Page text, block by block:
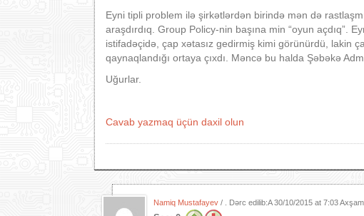
Eyni tipli problem ilə şirkətlərdən birində mən də
araşdırdıq. Group Policy-nin başına min “oyun açdıq”.
istifadəçidə, çap xətasız gedirmiş kimi görünürdü, lakin
qaynaqlandığı ortaya çıxdı. Məncə bu halda Şəbəkə
Uğurlar.
Cavab yazmaq üçün daxil olun
Namiq Mustafayev / . Dərc edilib:A30/10/2015 at 7:03 Axşam